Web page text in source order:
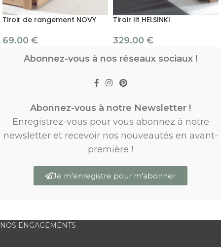
Tiroir de rangement NOVY
69.00 €
Tiroir lit HELSINKI
329.00 €
Abonnez-vous à nos réseaux sociaux !
Abonnez-vous à notre Newsletter !
Enregistrez-vous pour vous abonnez à notre
newsletter et recevoir nos nouveautés en avant-
première !
Je m'enregistre pour m'abonner
NOS ENGAGEMENTS